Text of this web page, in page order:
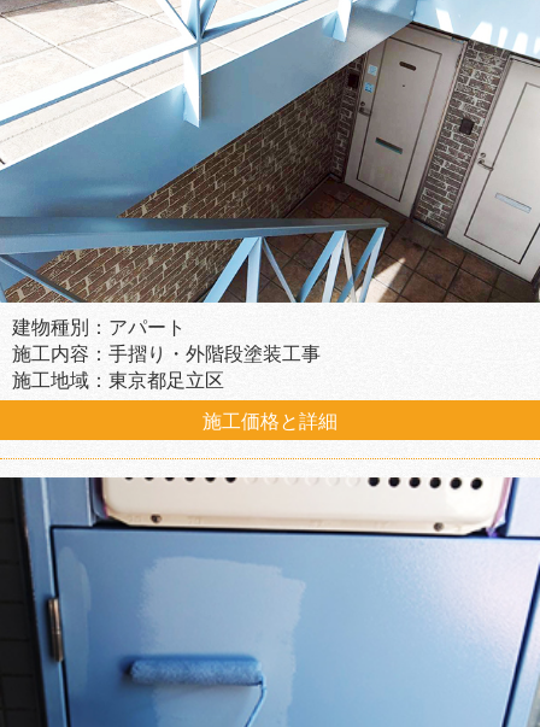
建物種別：アパート
施工内容：手摺り・外階段塗装工事
施工地域：東京都足立区
施工価格と詳細